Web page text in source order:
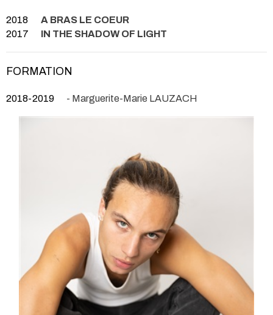
2018
A BRAS LE COEUR
2017
IN THE SHADOW OF LIGHT
FORMATION
2018-2019 - Marguerite-Marie LAUZACH